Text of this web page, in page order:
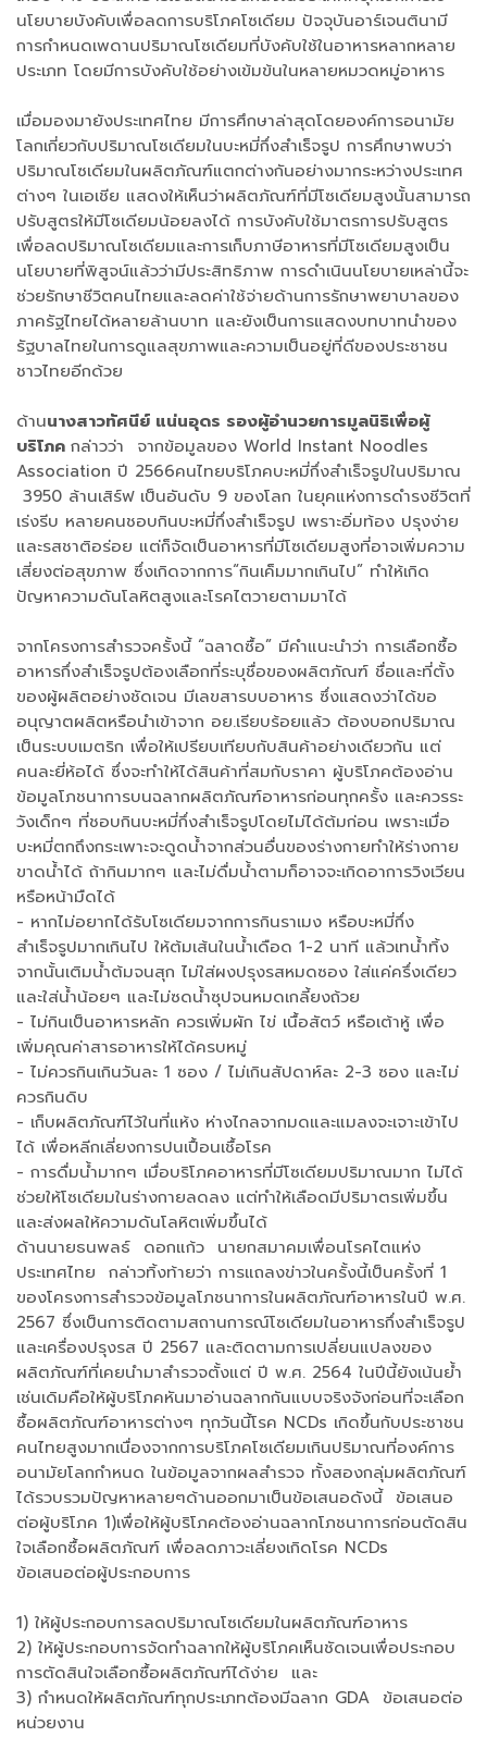
นโยบายบังคับเพื่อลดการบริโภคโซเดียม ปัจจุบันอาร์เจนตินามี
การกำหนดเพดานปริมาณโซเดียมที่บังคับใช้ในอาหารหลากหลาย
ประเภท โดยมีการบังคับใช้อย่างเข้มข้นในหลายหมวดหมู่อาหาร
เมื่อมองมายังประเทศไทย มีการศึกษาล่าสุดโดยองค์การอนามัย
โลกเกี่ยวกับปริมาณโซเดียมในบะหมี่กึ่งสำเร็จรูป การศึกษาพบว่า
ปริมาณโซเดียมในผลิตภัณฑ์แตกต่างกันอย่างมากระหว่างประเทศ
ต่างๆ ในเอเชีย แสดงให้เห็นว่าผลิตภัณฑ์ที่มีโซเดียมสูงนั้นสามารถ
ปรับสูตรให้มีโซเดียมน้อยลงได้ การบังคับใช้มาตรการปรับสูตร
เพื่อลดปริมาณโซเดียมและการเก็บภาษีอาหารที่มีโซเดียมสูงเป็น
นโยบายที่พิสูจน์แล้วว่ามีประสิทธิภาพ การดำเนินนโยบายเหล่านี้จะ
ช่วยรักษาชีวิตคนไทยและลดค่าใช้จ่ายด้านการรักษาพยาบาลของ
ภาครัฐไทยได้หลายล้านบาท และยังเป็นการแสดงบทบาทนำของ
รัฐบาลไทยในการดูแลสุขภาพและความเป็นอยู่ที่ดีของประชาชน
ชาวไทยอีกด้วย
ด้านนางสาวทัศนีย์ แน่นอุดร รองผู้อำนวยการมูลนิธิเพื่อผู้
บริโภค กล่าวว่า จากข้อมูลของ World Instant Noodles
Association ปี 2566คนไทยบริโภคบะหมี่กึ่งสำเร็จรูปในปริมาณ
3950 ล้านเสิร์ฟ เป็นอันดับ 9 ของโลก ในยุคแห่งการดำรงชีวิตที่
เร่งรีบ หลายคนชอบกินบะหมี่กึ่งสำเร็จรูป เพราะอิ่มท้อง ปรุงง่าย
และรสชาติอร่อย แต่ก็จัดเป็นอาหารที่มีโซเดียมสูงที่อาจเพิ่มความ
เสี่ยงต่อสุขภาพ ซึ่งเกิดจากการ“กินเค็มมากเกินไป” ทำให้เกิด
ปัญหาความดันโลหิตสูงและโรคไตวายตามมาได้
จากโครงการสำรวจครั้งนี้ “ฉลาดซื้อ” มีคำแนะนำว่า การเลือกซื้อ
อาหารกึ่งสำเร็จรูปต้องเลือกที่ระบุชื่อของผลิตภัณฑ์ ชื่อและที่ตั้ง
ของผู้ผลิตอย่างชัดเจน มีเลขสารบบอาหาร ซึ่งแสดงว่าได้ขอ
อนุญาตผลิตหรือนำเข้าจาก อย.เรียบร้อยแล้ว ต้องบอกปริมาณ
เป็นระบบเมตริก เพื่อให้เปรียบเทียบกับสินค้าอย่างเดียวกัน แต่
คนละยี่ห้อได้ ซึ่งจะทำให้ได้สินค้าที่สมกับราคา ผู้บริโภคต้องอ่าน
ข้อมูลโภชนาการบนฉลากผลิตภัณฑ์อาหารก่อนทุกครั้ง และควรระ
วังเด็กๆ ที่ชอบกินบะหมี่กึ่งสำเร็จรูปโดยไม่ได้ต้มก่อน เพราะเมื่อ
บะหมี่ตกถึงกระเพาะจะดูดน้ำจากส่วนอื่นของร่างกายทำให้ร่างกาย
ขาดน้ำได้ ถ้ากินมากๆ และไม่ดื่มน้ำตามก็อาจจะเกิดอาการวิงเวียน
หรือหน้ามืดได้
- หากไม่อยากได้รับโซเดียมจากการกินราเมง หรือบะหมี่กึ่ง
สำเร็จรูปมากเกินไป ให้ต้มเส้นในน้ำเดือด 1-2 นาที แล้วเทน้ำทิ้ง
จากนั้นเติมน้ำต้มจนสุก ไม่ใส่ผงปรุงรสหมดซอง ใส่แค่ครึ่งเดียว
และใส่น้ำน้อยๆ และไม่ซดน้ำซุปจนหมดเกลี้ยงถ้วย
- ไม่กินเป็นอาหารหลัก ควรเพิ่มผัก ไข่ เนื้อสัตว์ หรือเต้าหู้ เพื่อ
เพิ่มคุณค่าสารอาหารให้ได้ครบหมู่
- ไม่ควรกินเกินวันละ 1 ซอง / ไม่เกินสัปดาห์ละ 2-3 ซอง และไม่
ควรกินดิบ
- เก็บผลิตภัณฑ์ไว้ในที่แห้ง ห่างไกลจากมดและแมลงจะเจาะเข้าไป
ได้ เพื่อหลีกเลี่ยงการปนเปื้อนเชื้อโรค
- การดื่มน้ำมากๆ เมื่อบริโภคอาหารที่มีโซเดียมปริมาณมาก ไม่ได้
ช่วยให้โซเดียมในร่างกายลดลง แต่ทำให้เลือดมีปริมาตรเพิ่มขึ้น
และส่งผลให้ความดันโลหิตเพิ่มขึ้นได้
ด้านนายธนพลธ์ ดอกแก้ว นายกสมาคมเพื่อนโรคไตแห่ง
ประเทศไทย กล่าวทิ้งท้ายว่า การแถลงข่าวในครั้งนี้เป็นครั้งที่ 1
ของโครงการสำรวจข้อมูลโภชนาการในผลิตภัณฑ์อาหารในปี พ.ศ.
2567 ซึ่งเป็นการติดตามสถานการณ์โซเดียมในอาหารกึ่งสำเร็จรูป
และเครื่องปรุงรส ปี 2567 และติดตามการเปลี่ยนแปลงของ
ผลิตภัณฑ์ที่เคยนำมาสำรวจตั้งแต่ ปี พ.ศ. 2564 ในปีนี้ยังเน้นย้ำ
เช่นเดิมคือให้ผู้บริโภคหันมาอ่านฉลากกันแบบจริงจังก่อนที่จะเลือก
ซื้อผลิตภัณฑ์อาหารต่างๆ ทุกวันนี้โรค NCDs เกิดขึ้นกับประชาชน
คนไทยสูงมากเนื่องจากการบริโภคโซเดียมเกินปริมาณที่องค์การ
อนามัยโลกกำหนด ในข้อมูลจากผลสำรวจ ทั้งสองกลุ่มผลิตภัณฑ์
ได้รวบรวมปัญหาหลายๆด้านออกมาเป็นข้อเสนอดังนี้ ข้อเสนอ
ต่อผู้บริโภค 1)เพื่อให้ผู้บริโภคต้องอ่านฉลากโภชนาการก่อนตัดสิน
ใจเลือกซื้อผลิตภัณฑ์ เพื่อลดภาวะเลี่ยงเกิดโรค NCDs
ข้อเสนอต่อผู้ประกอบการ
1) ให้ผู้ประกอบการลดปริมาณโซเดียมในผลิตภัณฑ์อาหาร
2) ให้ผู้ประกอบการจัดทำฉลากให้ผู้บริโภคเห็นชัดเจนเพื่อประกอบ
การตัดสินใจเลือกซื้อผลิตภัณฑ์ได้ง่าย และ
3) กำหนดให้ผลิตภัณฑ์ทุกประเภทต้องมีฉลาก GDA ข้อเสนอต่อ
หน่วยงาน